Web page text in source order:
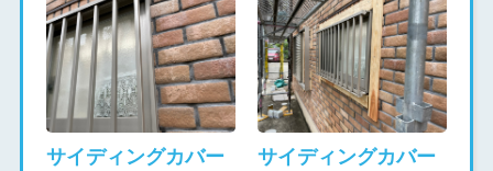
サイディングカバー サイディングカバー